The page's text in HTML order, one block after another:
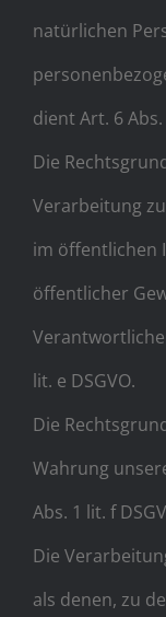
natürlichen
dient Art. 6
Die
Verarbeitung
im öffentlichen
öffentlicher
lit. e DSGVO.
Die
Wahrung
Abs. 1 lit. f
Die
als denen, zu